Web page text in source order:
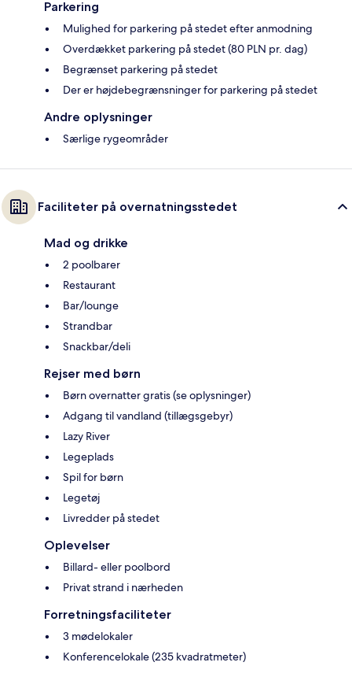
Parkering
Mulighed for parkering på stedet efter anmodning
Overdækket parkering på stedet (80 PLN pr. dag)
Begrænset parkering på stedet
Der er højdebegrænsninger for parkering på stedet
Andre oplysninger
Særlige rygeområder
Faciliteter på overnatningsstedet
Mad og drikke
2 poolbarer
Restaurant
Bar/lounge
Strandbar
Snackbar/deli
Rejser med børn
Børn overnatter gratis (se oplysninger)
Adgang til vandland (tillægsgebyr)
Lazy River
Legeplads
Spil for børn
Legetøj
Livredder på stedet
Oplevelser
Billard- eller poolbord
Privat strand i nærheden
Forretningsfaciliteter
3 mødelokaler
Konferencelokale (235 kvadratmeter)